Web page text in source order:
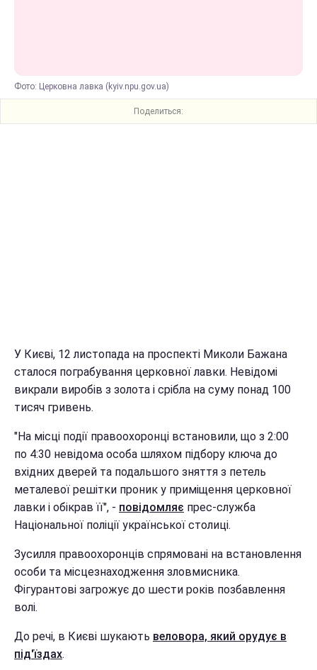
Фото: Церковна лавка (kyiv.npu.gov.ua)
Поделиться:
У Києві, 12 листопада на проспекті Миколи Бажана
сталося пограбування церковної лавки. Невідомі
викрали виробів з золота і срібла на суму понад 100
тисяч гривень.
"На місці події правоохоронці встановили, що з 2:00
по 4:30 невідома особа шляхом підбору ключа до
вхідних дверей та подальшого зняття з петель
металевої решітки проник у приміщення церковної
лавки і обікрав її", - повідомляє прес-служба
Національної поліції української столиці.
Зусилля правоохоронців спрямовані на встановлення
особи та місцезнаходження зловмисника.
Фігурантові загрожує до шести років позбавлення
волі.
До речі, в Києві шукають веловора, який орудує в
під'їздах.